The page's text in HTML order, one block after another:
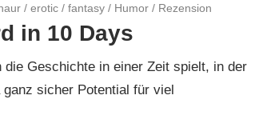
/erotic /fantasy / Humor / Rezension
in 10 Days
Geschichte in einer Zeit spielt, in der
sicher Potential für viel